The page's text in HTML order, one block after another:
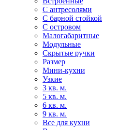
С антресолями
С барной стойкой
С островом
Малогабаритные
Модульные
Скрытые ручки
Размер
Мини-кухни
Узкие
3 кв. м.
5 кв. м.
6 кв. м.
9 кв. м.
Все для кухни